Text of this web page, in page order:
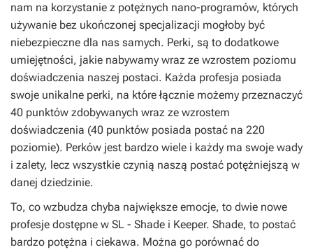
nam na korzystanie z potężnych nano-programów, których
używanie bez ukończonej specjalizacji mogłoby być
niebezpieczne dla nas samych. Perki, są to dodatkowe
umiejętności, jakie nabywamy wraz ze wzrostem poziomu
doświadczenia naszej postaci. Każda profesja posiada
swoje unikalne perki, na które łącznie możemy przeznaczyć
40 punktów zdobywanych wraz ze wzrostem
doświadczenia (40 punktów posiada postać na 220
poziomie). Perków jest bardzo wiele i każdy ma swoje wady
i zalety, lecz wszystkie czynią naszą postać potężniejszą w
danej dziedzinie.
To, co wzbudza chyba największe emocje, to dwie nowe
profesje dostępne w SL - Shade i Keeper. Shade, to postać
bardzo potężna i ciekawa. Można go porównać do